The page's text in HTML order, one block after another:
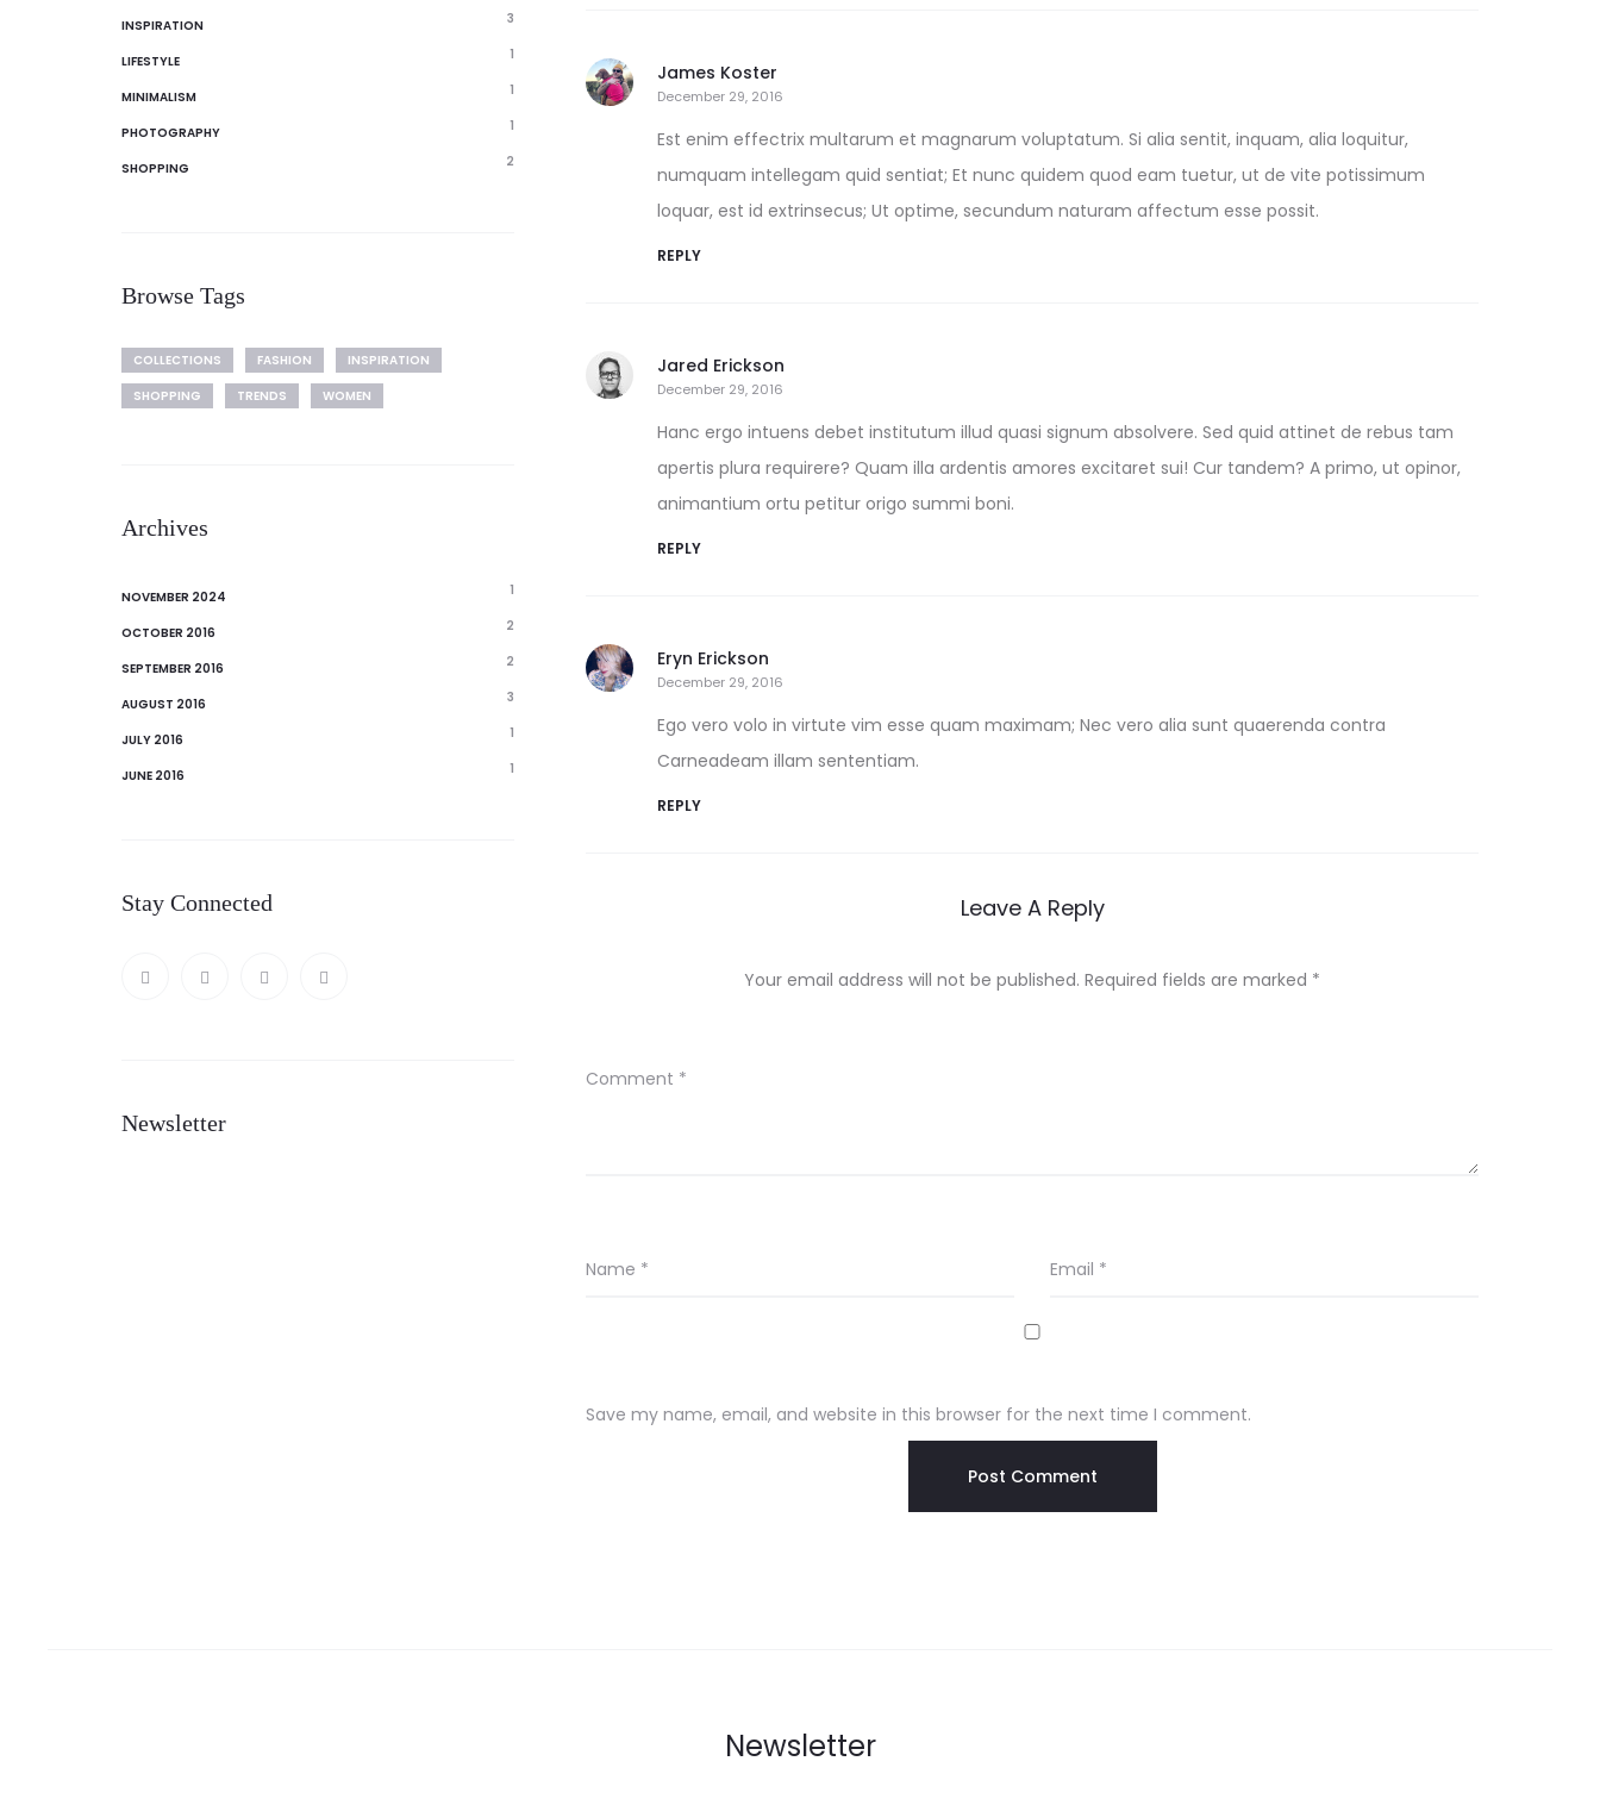
James Koster
December 29, 2016
Est enim effectrix multarum et magnarum voluptatum. Si alia sentit, inquam, alia loquitur,
numquam intellegam quid sentiat; Et nunc quidem quod eam tuetur, ut de vite potissimum
loquar, est id extrinsecus; Ut optime, secundum naturam affectum esse possit.
REPLY
Jared Erickson
December 29, 2016
Hanc ergo intuens debet institutum illud quasi signum absolvere. Sed quid attinet de rebus tam
apertis plura requirere? Quam illa ardentis amores excitaret sui! Cur tandem? A primo, ut opinor,
animantium ortu petitur origo summi boni.
REPLY
Eryn Erickson
December 29, 2016
Ego vero volo in virtute vim esse quam maximam; Nec vero alia sunt quaerenda contra
Carneadeam illam sententiam.
REPLY
Leave A Reply
Your email address will not be published. Required fields are marked *
Comment *
Name * Email *
Save my name, email, and website in this browser for the next time I comment.
INSPIRATION 3
LIFESTYLE 1
MINIMALISM 1
PHOTOGRAPHY 1
SHOPPING 2
Browse Tags
COLLECTIONS FASHION
INSPIRATION
SHOPPING
TRENDS WOMEN
Archives
NOVEMBER 2024 1
OCTOBER 2016 2
SEPTEMBER 2016 2
AUGUST 2016 3
JULY 2016 1
JUNE 2016 1
Stay Connected
Newsletter
Newsletter